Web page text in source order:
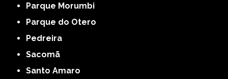
Parque Morumbi
Parque do Otero
Pedreira
Sacomã
Santo Amaro